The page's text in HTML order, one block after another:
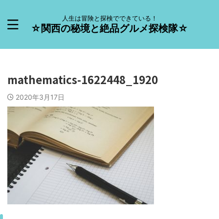
人生は冒険と探検でできている！
☆関西の秘境と絶品グルメ探検隊☆
mathematics-1622448_1920
2020年3月17日